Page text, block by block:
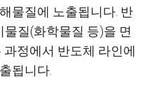
물질에 노출됩니다 반
물질(화학물질 등)을 면
과정에서 반도체 라인에
됩니다